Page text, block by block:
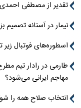
تقدیر از مصطفی احمدی
نیمار در آستانه تصمیم
اسطوره‌های فوتبال زیر
طارمی در رادار تیم
مهاجم ایرانی می‌شود؟
انتخاب صلاح همه را